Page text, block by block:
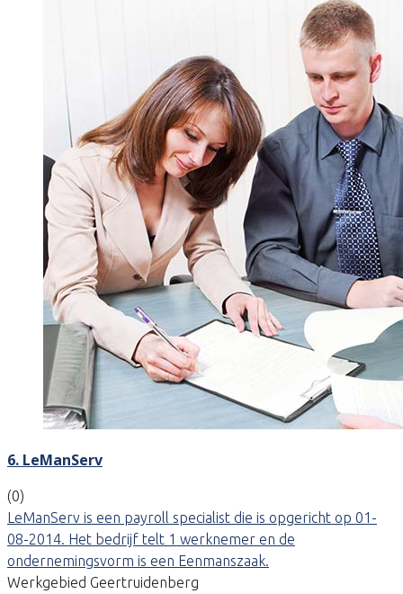
6. LeManServ
(0)
LeManServ is een payroll specialist die is opgericht op 01-
08-2014. Het bedrijf telt 1 werknemer en de
ondernemingsvorm is een Eenmanszaak.
Werkgebied Geertruidenberg